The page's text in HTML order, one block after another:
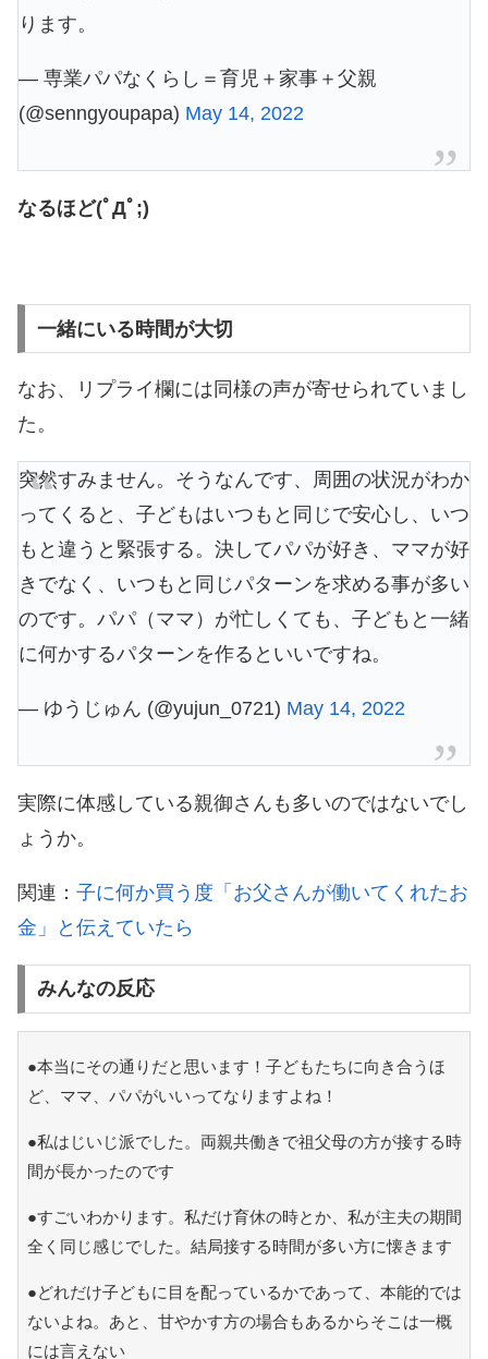
ります。
— 専業パパなくらし＝育児＋家事＋父親
(@senngyoupapa) May 14, 2022
なるほど(ﾟДﾟ;)
一緒にいる時間が大切
なお、リプライ欄には同様の声が寄せられていまし
た。
突然すみません。そうなんです、周囲の状況がわか
ってくると、子どもはいつもと同じで安心し、いつ
もと違うと緊張する。決してパパが好き、ママが好
きでなく、いつもと同じパターンを求める事が多い
のです。パパ（ママ）が忙しくても、子どもと一緒
に何かするパターンを作るといいですね。
— ゆうじゅん (@yujun_0721) May 14, 2022
実際に体感している親御さんも多いのではないでし
ょうか。
関連： 子に何か買う度「お父さんが働いてくれたお
金」と伝えていたら
みんなの反応
●本当にその通りだと思います！子どもたちに向き合うほ
ど、ママ、パパがいいってなりますよね！
●私はじいじ派でした。両親共働きで祖父母の方が接する時
間が長かったのです
●すごいわかります。私だけ育休の時とか、私が主夫の期間
全く同じ感じでした。結局接する時間が多い方に懐きます
●どれだけ子どもに目を配っているかであって、本能的では
ないよね。あと、甘やかす方の場合もあるからそこは一概
には言えない